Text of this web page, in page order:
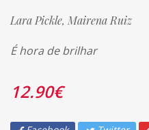
Lara Pickle,Mairena Ruiz
É hora de brilhar
12.90€